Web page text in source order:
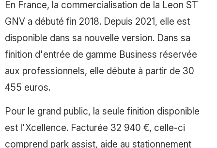
En France, la commercialisation de la Leon ST
GNV a débuté fin 2018. Depuis 2021, elle est
disponible dans sa nouvelle version. Dans sa
finition d'entrée de gamme Business réservée
aux professionnels, elle débute à partir de 30
455 euros.
Pour le grand public, la seule finition disponible
est l'Xcellence. Facturée 32 940 €, celle-ci
comprend park assist, aide au stationnement